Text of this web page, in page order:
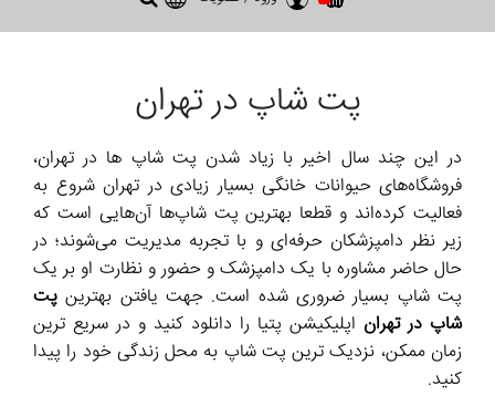
پت شاپ در تهران
در این چند سال اخیر با زیاد شدن پت شاپ ها در تهران،
فروشگاه‌های حیوانات خانگی بسیار زیادی در تهران شروع به
فعالیت کرده‌اند و قطعا بهترین پت شاپ‌ها آن‌هایی است که
زیر نظر دامپزشکان حرفه‌‌ای و با تجربه مدیریت می‌شوند؛ در
حال حاضر مشاوره با یک دامپزشک و حضور و نظارت او بر یک
پت شاپ بسیار ضروری شده است. جهت یافتن بهترین پت
شاپ در تهران اپلیکیشن پتیا را دانلود کنید و در سریع ترین
زمان ممکن، نزدیک ترین پت شاپ به محل زندگی خود را پیدا
کنید.